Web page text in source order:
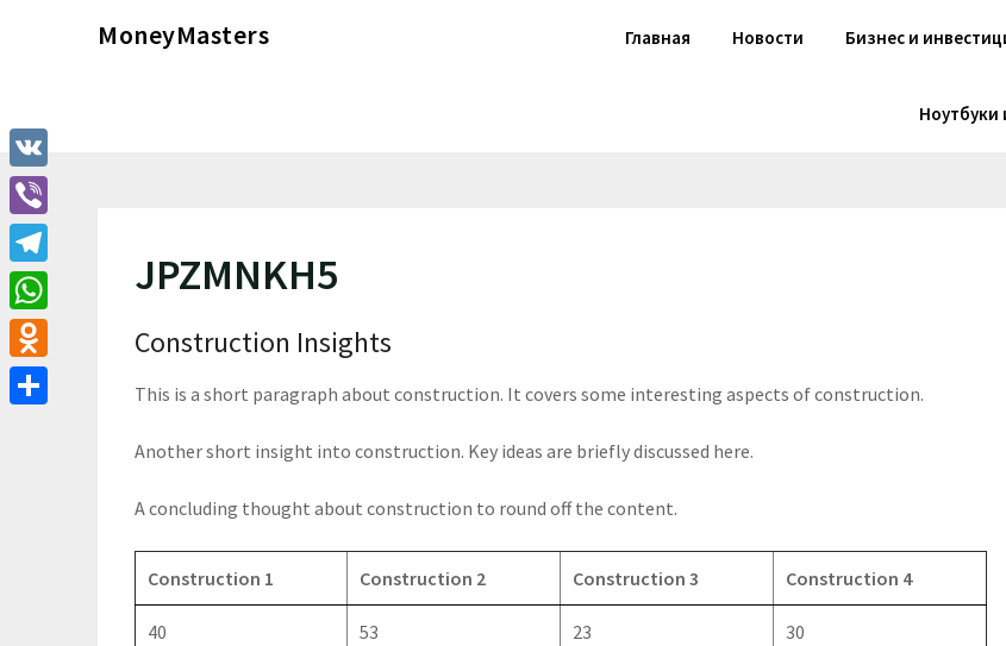
MoneyMasters Главная Новости Бизнес и
JPZMNKH5
Construction Insights
This is a short paragraph about construction. It covers some interesting aspects of construction.
Another short insight into construction. Key ideas are briefly discussed here.
A concluding thought about construction to round off the content.
Construction 1 Construction 2 Construction 3 Construction 4
40 53 23 30
VK
Viber
Telegram
WhatsApp
Odnoklassniki